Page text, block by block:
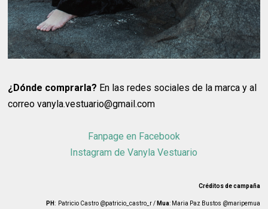
¿Dónde comprarla? En las redes sociales de la marca y al
correo vanyla.vestuario@gmail.com
Fanpage en Facebook
Instagram de Vanyla Vestuario
Créditos de campaña
PH: Patricio Castro @patricio_castro_r / Mua: Maria Paz Bustos @maripemua